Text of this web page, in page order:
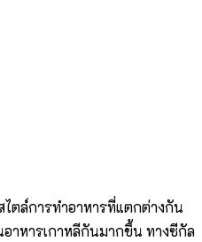
ตล์การทำอาหารที่แตกต่างกัน
าหารเกาหลีกันมากขึ้น ทางซีกัล